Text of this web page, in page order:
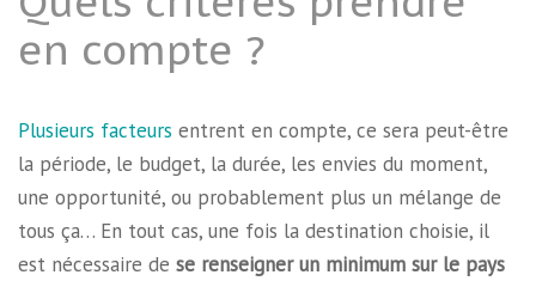
en compte ?
Plusieurs facteurs entrent en compte, ce sera peut-être
la période, le budget, la durée, les envies du moment,
une opportunité, ou probablement plus un mélange de
tous ça… En tout cas, une fois la destination choisie, il
est nécessaire de se renseigner un minimum sur le pays